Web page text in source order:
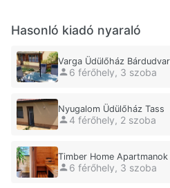
Hasonló kiadó nyaraló
Varga Üdülőház
6 férőhely, 3 szoba
Nyugalom Üdülőház Tass
4 férőhely, 2 szoba
Timber Home
6 férőhely, 3 szoba